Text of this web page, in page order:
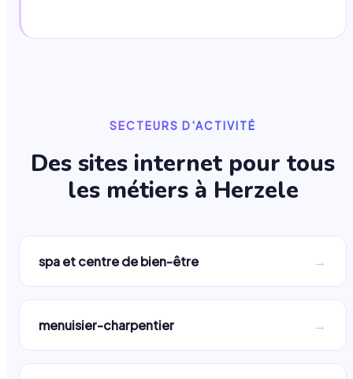
SECTEURS D'ACTIVITÉ
Des sites internet pour tous
les métiers à Herzele
spa et centre de bien-être →
menuisier-charpentier →